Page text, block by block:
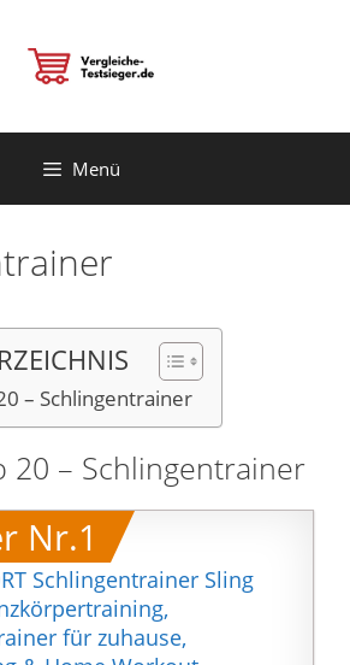
Menü
– Schlingentrainer
20 – Schlingentrainer
Nr.1
Schlingentrainer Sling
für zuhause,